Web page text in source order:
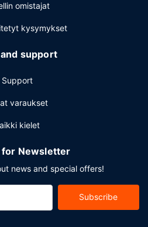
omistajat
kysymykset
support
Support
varaukset
kielet
for Newsletter
news and special offers!
Subscribe